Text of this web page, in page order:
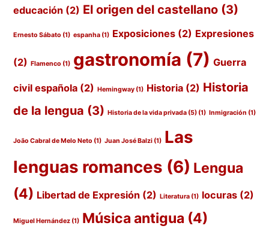
educación (2) El origen del castellano (3)
Ernesto Sábato (1) espanha (1) Exposiciones (2) Expresiones
(2) Flamenco (1) gastronomía (7) Guerra
civil española (2) Hemingway (1) Historia (2) Historia
de la lengua (3) Historia de la vida privada (5) (1) Inmigración (1)
João Cabral de Melo Neto (1) Juan José Balzi (1) Las
lenguas romances (6) Lengua
(4) Libertad de Expresión (2) Literatura (1) locuras (2)
Miguel Hernández (1) Música antigua (4)